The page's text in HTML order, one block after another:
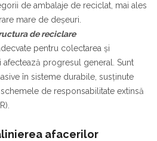
de ambalaje de reciclat, mai ales
mare de deșeuri.
de reciclare
pentru colectarea și
afectează progresul general. Sunt
în sisteme durabile, susținute
de responsabilitate extinsă
afacerilor